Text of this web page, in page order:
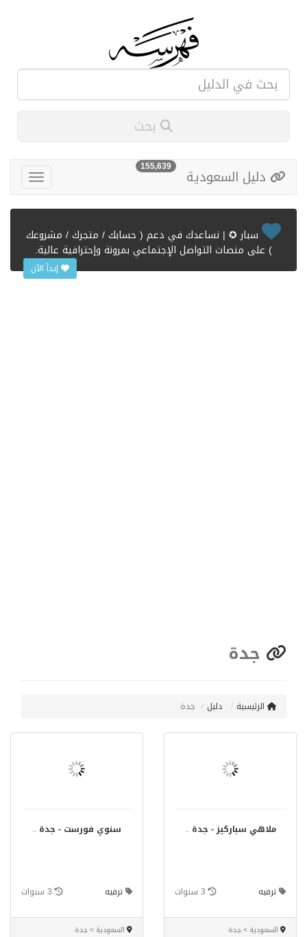
دليل السعودية 155,639
سبار ✪ | نساعدك في دعم ( حسابك / متجرك / مشروعك
) على منصات التواصل الإجتماعي بمرونة وإحترافية عالية.
إبدأ الآن
جدة
الرئيسية دليل جدة
ملاهي سباركيز - جدة ..
ترفيه 3 سنوات
السعودية > جدة
سنوي فورست - جدة ..
ترفيه 3 سنوات
السعودية > جدة